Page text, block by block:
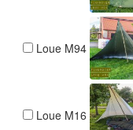
Loue M94
Loue M16